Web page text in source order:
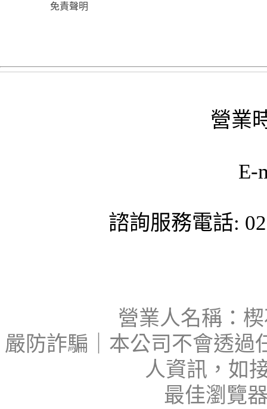
免責聲明
營業
E-
諮詢服務電話:
營業人名稱：
嚴防詐騙｜本公司不會透過
人資訊，如
最佳瀏覽